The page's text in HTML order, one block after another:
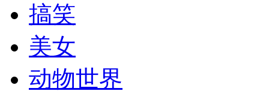
司机酒驾遇交警 急速倒车逃窜
搞笑
美女
动物世界